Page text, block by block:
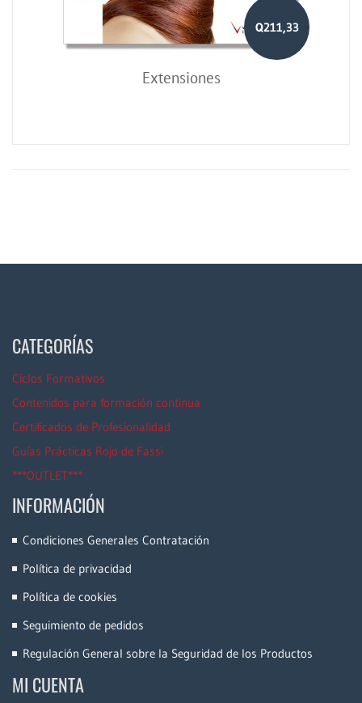
Q211,33
Extensiones
CATEGORÍAS
Ciclos Formativos
Contenidos para formación continua
Certificados de Profesionalidad
Guías Prácticas Rojo de Fassi
***OUTLET***
INFORMACIÓN
Condiciones Generales Contratación
Política de privacidad
Política de cookies
Seguimiento de pedidos
Regulación General sobre la Seguridad de los Productos
MI CUENTA